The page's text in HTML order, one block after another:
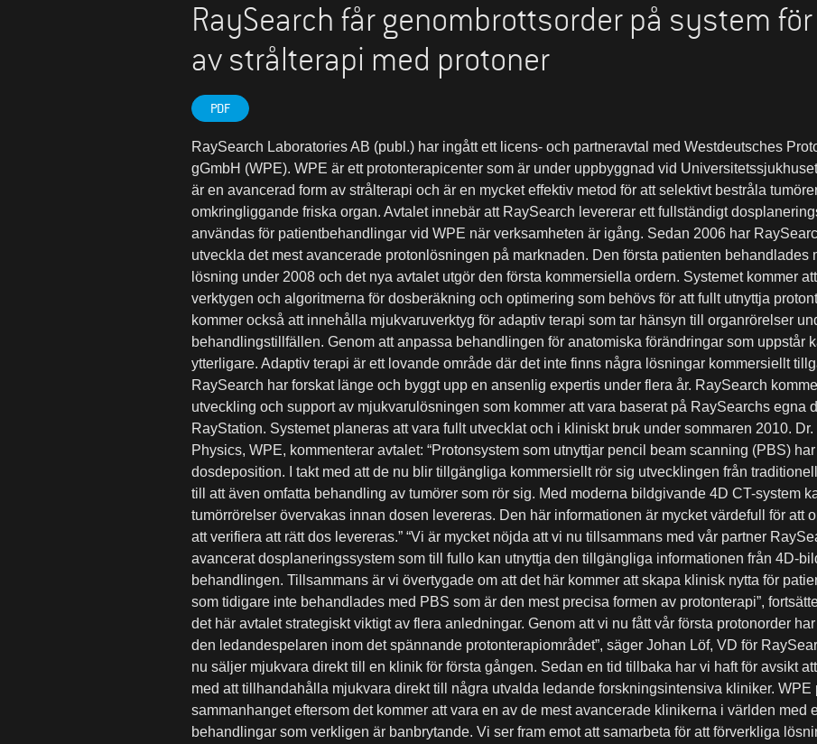
RaySearch får genombrottsorder på system
av strålterapi med protoner
PDF
RaySearch Laboratories AB (publ.) har ingått ett licens- och partneravtal med Westdeutsches
gGmbH (WPE). WPE är ett protonterapicenter som är under uppbyggnad vid
är en avancerad form av strålterapi och är en mycket effektiv metod för att selektivt bestråla
omkringliggande friska organ. Avtalet innebär att RaySearch levererar ett fullständigt
användas för patientbehandlingar vid WPE när verksamheten är igång. Sedan 2006 har
utveckla det mest avancerade protonlösningen på marknaden. Den första patienten behandlades
lösning under 2008 och det nya avtalet utgör den första kommersiella ordern. Systemet kommer
verktygen och algoritmerna för dosberäkning och optimering som behövs för att fullt utnyttja
kommer också att innehålla mjukvaruverktyg för adaptiv terapi som tar hänsyn till organrörelser
behandlingstillfällen. Genom att anpassa behandlingen för anatomiska förändringar som uppstår
ytterligare. Adaptiv terapi är ett lovande område där det inte finns några lösningar kommersiellt
RaySearch har forskat länge och byggt upp en ansenlig expertis under flera år. RaySearch
utveckling och support av mjukvarulösningen som kommer att vara baserat på RaySearchs egna
RayStation. Systemet planeras att vara fullt utvecklat och i kliniskt bruk under sommaren 2010.
Physics, WPE, kommenterar avtalet: “Protonsystem som utnyttjar pencil beam scanning (PBS)
dosdeposition. I takt med att de nu blir tillgängliga kommersiellt rör sig utvecklingen från
till att även omfatta behandling av tumörer som rör sig. Med moderna bildgivande 4D CT-system
tumörrörelser övervakas innan dosen levereras. Den här informationen är mycket värdefull för att
att verifiera att rätt dos levereras.” “Vi är mycket nöjda att vi nu tillsammans med vår partner
avancerat dosplaneringssystem som till fullo kan utnyttja den tillgängliga informationen från 4D-
behandlingen. Tillsammans är vi övertygade om att det här kommer att skapa klinisk nytta för
som tidigare inte behandlades med PBS som är den mest precisa formen av protonterapi”,
det här avtalet strategiskt viktigt av flera anledningar. Genom att vi nu fått vår första protonorder
den ledandespelaren inom det spännande protonterapiområdet”, säger Johan Löf, VD för
nu säljer mjukvara direkt till en klinik för första gången. Sedan en tid tillbaka har vi haft för avsikt
med att tillhandahålla mjukvara direkt till några utvalda ledande forskningsintensiva kliniker. WPE
sammanhanget eftersom det kommer att vara en av de mest avancerade klinikerna i världen med
behandlingar som verkligen är banbrytande. Vi ser fram emot att samarbeta för att förverkliga